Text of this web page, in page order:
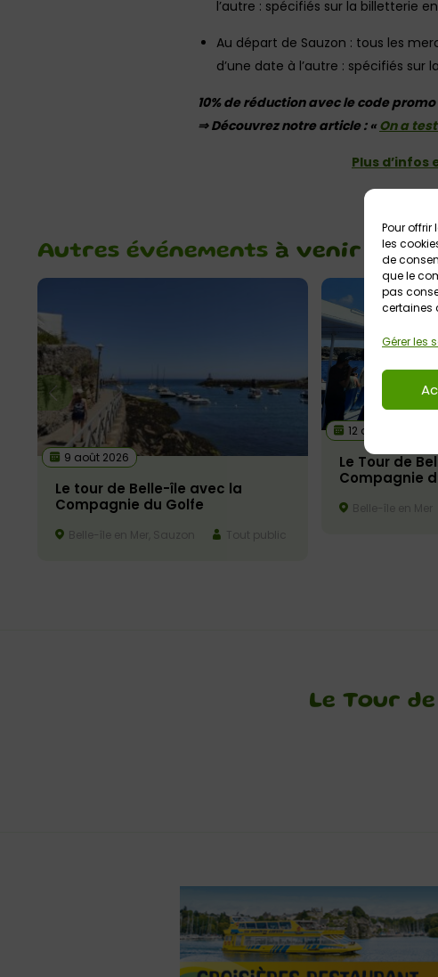
Pour offrir
les
de
que le
pas
certaines
Gérer les
l’autre : spécifiés sur la billetterie
Au départ de Sauzon : tous les
d’une date à l’autre : spécifiés sur
10% de réduction avec le code promo
⇒ Découvrez notre article : «On a
Plus
Autres événements à venir
9 août 2026
Le tour de Belle-île avec la
Compagnie du Golfe
Belle-île en Mer, Sauzon Tout public
12 août 2026
Le Tour de
Compagnie
Belle-île en Mer
Le Tour